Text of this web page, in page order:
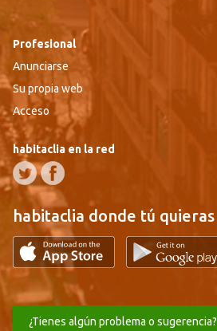
Profesional
Anunciarse
Su propia web
Acceso
habitaclia en la red
habitaclia donde tú quieras
¿Tienes algún problema o sugerencia?